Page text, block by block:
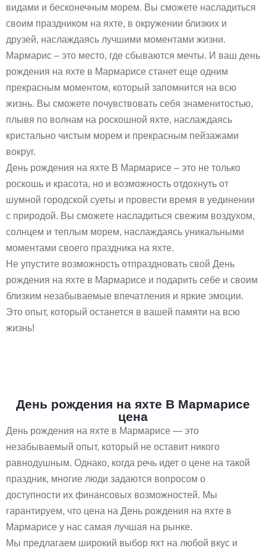
видами и бесконечным морем. Вы сможете насладиться
своим праздником на яхте, в окружении близких и
друзей, наслаждаясь лучшими моментами жизни.
Мармарис – это место, где сбываются мечты. И ваш день
рождения на яхте в Мармарисе станет еще одним
прекрасным моментом, который запомнится на всю
жизнь. Вы сможете почувствовать себя знаменитостью,
плывя по волнам на роскошной яхте, наслаждаясь
кристально чистым морем и прекрасным пейзажами
вокруг.
День рождения на яхте В Мармарисе – это не только
роскошь и красота, но и возможность отдохнуть от
шумной городской суеты и провести время в уединении
с природой. Вы сможете насладиться свежим воздухом,
солнцем и теплым морем, наслаждаясь уникальными
моментами своего праздника на яхте.
Не упустите возможность отпраздновать свой День
рождения на яхте в Мармарисе и подарить себе и своим
близким незабываемые впечатления и яркие эмоции.
Это опыт, который останется в вашей памяти на всю
жизнь!
День рождения на яхте В Мармарисе
цена
День рождения на яхте в Мармарисе — это
незабываемый опыт, который не оставит никого
равнодушным. Однако, когда речь идет о цене на такой
праздник, многие люди задаются вопросом о
доступности их финансовых возможностей. Мы
гарантируем, что цена на День рождения на яхте в
Мармарисе у нас самая лучшая на рынке.
Мы предлагаем широкий выбор яхт на любой вкус и